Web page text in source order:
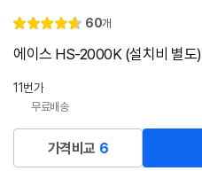
별
점
4.
리
60개
에이스 HS-2000K (설치비 별도)
11번가
무료배송
가격비교 6